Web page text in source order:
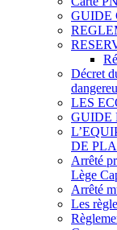
GUIDE
Décret
LES
GUIDE
DE
Arrêté
Lège
Arrêté
Les